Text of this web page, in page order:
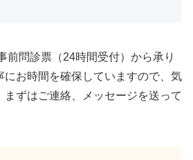
前問診票（24時間受付）から承り
にお時間を確保していますので、気
まずはご連絡、メッセージを送って